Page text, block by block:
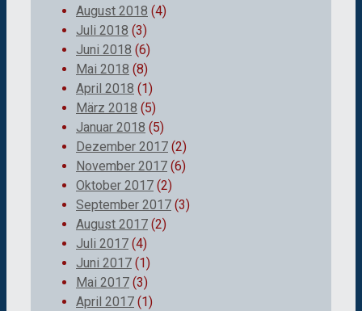
August 2018 (4)
Juli 2018 (3)
Juni 2018 (6)
Mai 2018 (8)
April 2018 (1)
März 2018 (5)
Januar 2018 (5)
Dezember 2017 (2)
November 2017 (6)
Oktober 2017 (2)
September 2017 (3)
August 2017 (2)
Juli 2017 (4)
Juni 2017 (1)
Mai 2017 (3)
April 2017 (1)